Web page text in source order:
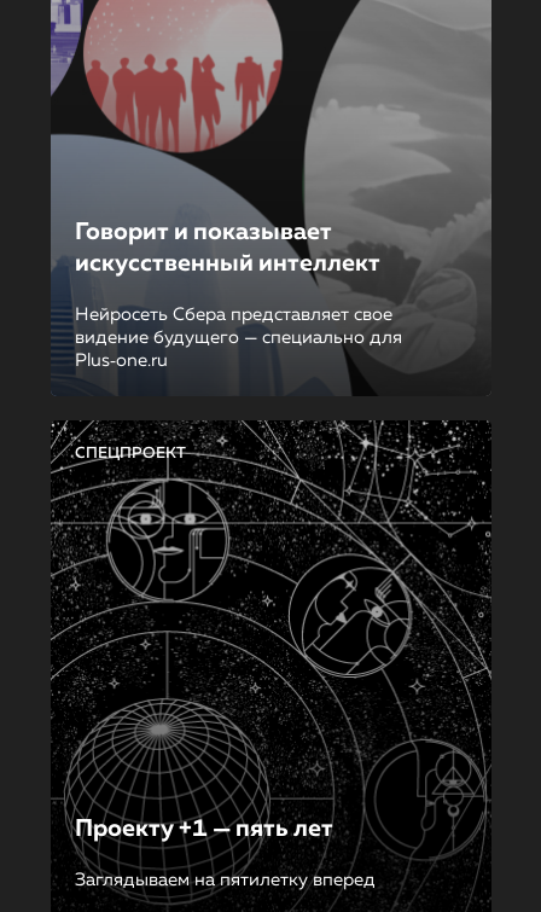
Говорит и показывает
искусственный интеллект
Нейросеть Сбера представляет свое
видение будущего — специально для
Plus‑one.ru
СПЕЦПРОЕКТ
Проекту +1 — пять лет
Заглядываем на пятилетку вперед